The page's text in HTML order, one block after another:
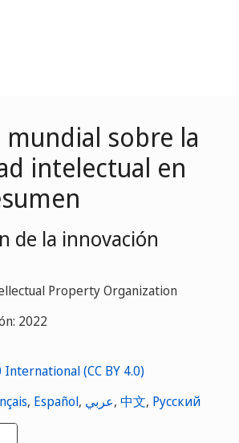
sobre la
intelectual en
de la innovación
Property Organization
2022
, Español, عربي, 中文, Русский